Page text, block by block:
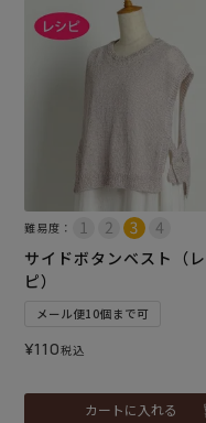
難易度：
サイドボタンベスト（
ピ）
メール便10個まで可
¥110税込
カートに入れる